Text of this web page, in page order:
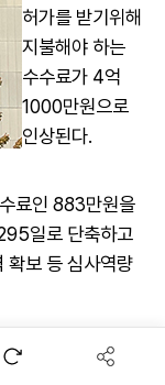
허가를 받기위해
지불해야 하는
수수료가 4억
1000만원으로
인상된다.
료인 883만원을
일로 단축하고
확보 등 심사역량
을 마련하고 수익
등의 허가 등에